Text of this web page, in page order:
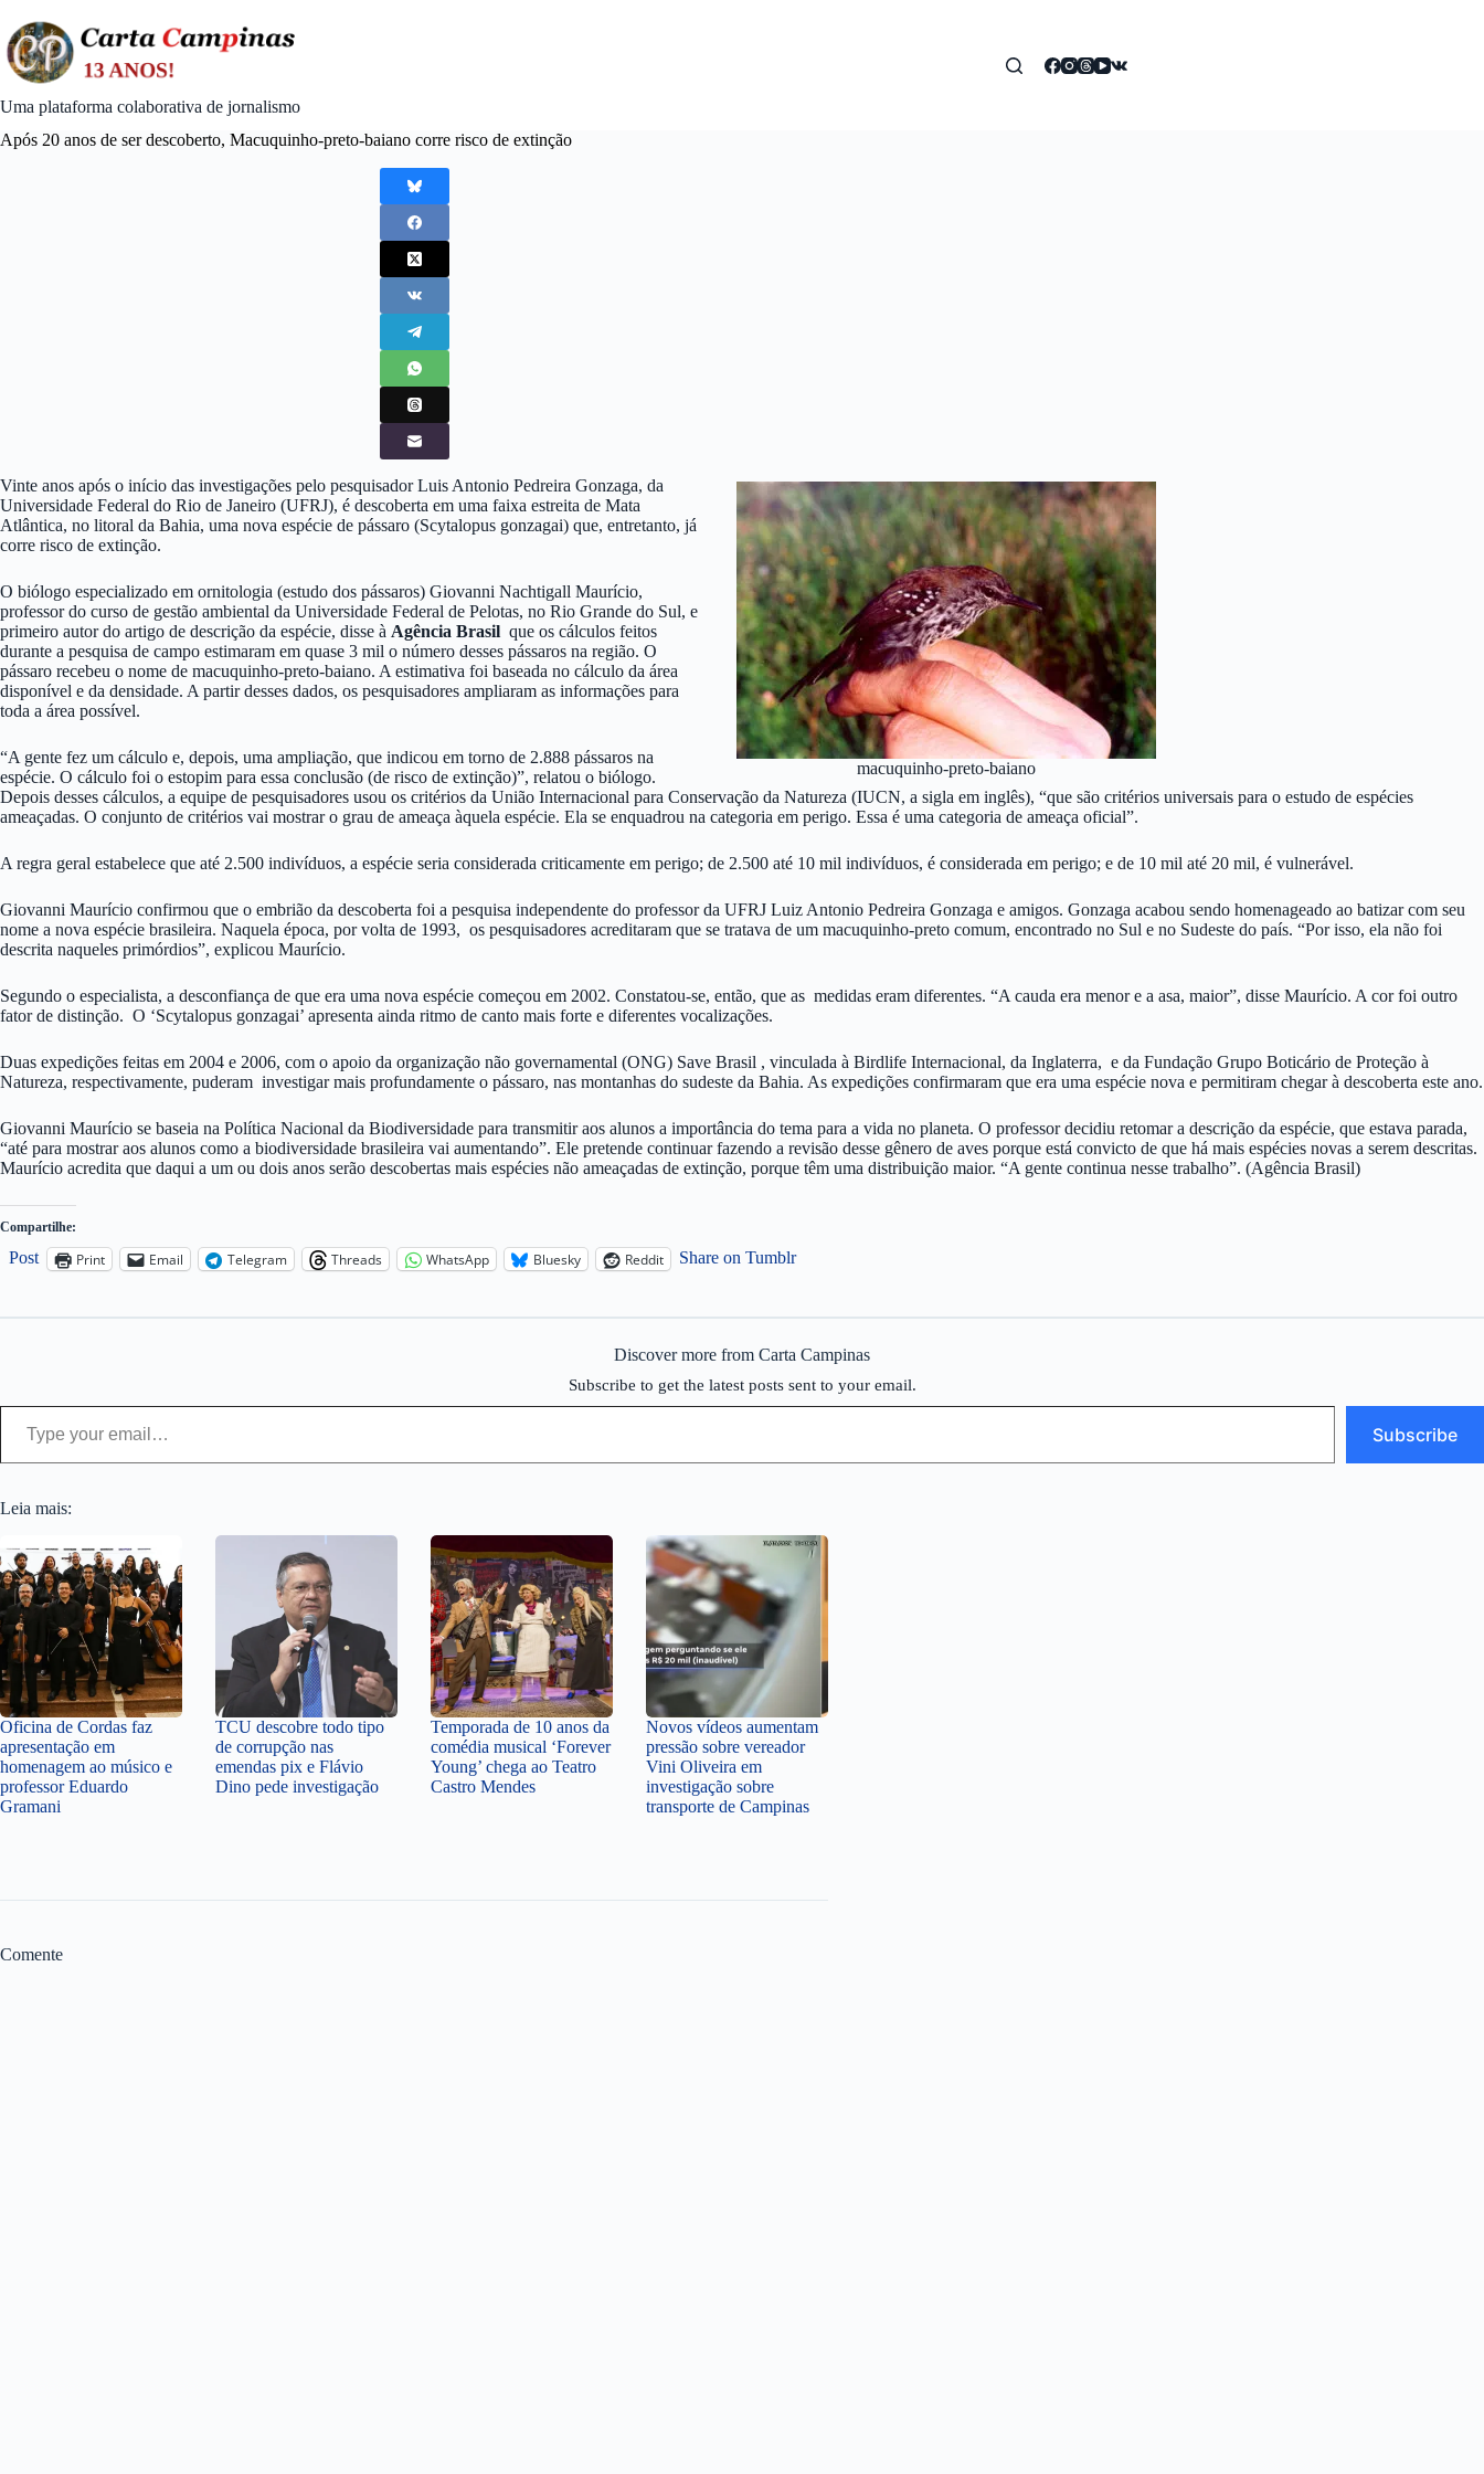
content
Uma plataforma colaborativa de jornalismo
Após 20 anos de ser descoberto, Macuquinho-preto-baiano corre risco de extinção
macuquinho-preto-baiano
Vinte anos após o início das investigações pelo pesquisador Luis Antonio Pedreira Gonzaga, da
Universidade Federal do Rio de Janeiro (UFRJ), é descoberta em uma faixa estreita de Mata
Atlântica, no litoral da Bahia, uma nova espécie de pássaro (Scytalopus gonzagai) que, entretanto, já
corre risco de extinção.
O biólogo especializado em ornitologia (estudo dos pássaros) Giovanni Nachtigall Maurício,
professor do curso de gestão ambiental da Universidade Federal de Pelotas, no Rio Grande do Sul, e
primeiro autor do artigo de descrição da espécie, disse à Agência Brasil que os cálculos feitos
durante a pesquisa de campo estimaram em quase 3 mil o número desses pássaros na região. O
pássaro recebeu o nome de macuquinho-preto-baiano. A estimativa foi baseada no cálculo da área
disponível e da densidade. A partir desses dados, os pesquisadores ampliaram as informações para
toda a área possível.
“A gente fez um cálculo e, depois, uma ampliação, que indicou em torno de 2.888 pássaros na
espécie. O cálculo foi o estopim para essa conclusão (de risco de extinção)”, relatou o biólogo.
Depois desses cálculos, a equipe de pesquisadores usou os critérios da União Internacional para Conservação da Natureza (IUCN, a sigla em inglês), “que são critérios universais para o estudo de espécies
ameaçadas. O conjunto de critérios vai mostrar o grau de ameaça àquela espécie. Ela se enquadrou na categoria em perigo. Essa é uma categoria de ameaça oficial”.
A regra geral estabelece que até 2.500 indivíduos, a espécie seria considerada criticamente em perigo; de 2.500 até 10 mil indivíduos, é considerada em perigo; e de 10 mil até 20 mil, é vulnerável.
Giovanni Maurício confirmou que o embrião da descoberta foi a pesquisa independente do professor da UFRJ Luiz Antonio Pedreira Gonzaga e amigos. Gonzaga acabou sendo homenageado ao batizar com seu
nome a nova espécie brasileira. Naquela época, por volta de 1993, os pesquisadores acreditaram que se tratava de um macuquinho-preto comum, encontrado no Sul e no Sudeste do país. “Por isso, ela não foi
descrita naqueles primórdios”, explicou Maurício.
Segundo o especialista, a desconfiança de que era uma nova espécie começou em 2002. Constatou-se, então, que as medidas eram diferentes. “A cauda era menor e a asa, maior”, disse Maurício. A cor foi outro
fator de distinção. O ‘Scytalopus gonzagai’ apresenta ainda ritmo de canto mais forte e diferentes vocalizações.
Duas expedições feitas em 2004 e 2006, com o apoio da organização não governamental (ONG) Save Brasil , vinculada à Birdlife Internacional, da Inglaterra, e da Fundação Grupo Boticário de Proteção à
Natureza, respectivamente, puderam investigar mais profundamente o pássaro, nas montanhas do sudeste da Bahia. As expedições confirmaram que era uma espécie nova e permitiram chegar à descoberta este ano.
Giovanni Maurício se baseia na Política Nacional da Biodiversidade para transmitir aos alunos a importância do tema para a vida no planeta. O professor decidiu retomar a descrição da espécie, que estava parada,
“até para mostrar aos alunos como a biodiversidade brasileira vai aumentando”. Ele pretende continuar fazendo a revisão desse gênero de aves porque está convicto de que há mais espécies novas a serem descritas.
Maurício acredita que daqui a um ou dois anos serão descobertas mais espécies não ameaçadas de extinção, porque têm uma distribuição maior. “A gente continua nesse trabalho”. (Agência Brasil)
Compartilhe:
Post Print Email Telegram Threads WhatsApp Bluesky Reddit Share on Tumblr
Discover more from Carta Campinas
Subscribe to get the latest posts sent to your email.
Type your email…
Subscribe
Leia mais:
Oficina de Cordas faz
apresentação em
homenagem ao músico e
professor Eduardo
Gramani
TCU descobre todo tipo
de corrupção nas
emendas pix e Flávio
Dino pede investigação
Temporada de 10 anos da
comédia musical ‘Forever
Young’ chega ao Teatro
Castro Mendes
Novos vídeos aumentam
pressão sobre vereador
Vini Oliveira em
investigação sobre
transporte de Campinas
Comente